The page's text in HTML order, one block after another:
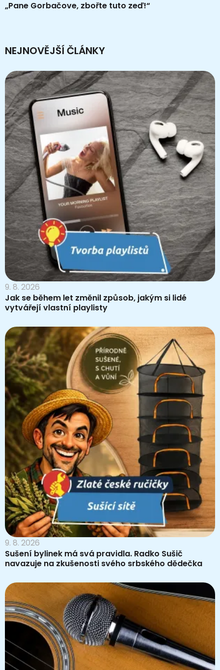
„Pane Gorbačove, zbořte tuto zeď!“
NEJNOVĚJŠÍ ČLÁNKY
9. 8. 2026
Jak se během let změnil způsob, jakým si lidé
vytvářejí vlastní playlisty
9. 8. 2026
Sušení bylinek má svá pravidla. Radko Sušič
navazuje na zkušenosti svého srbského dědečka